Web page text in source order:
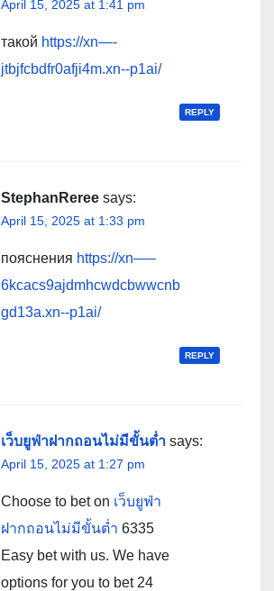
April 15, 2025 at 1:41 pm
такой https://xn—-
jtbjfcbdfr0afji4m.xn--p1ai/
REPLY
StephanReree says:
April 15, 2025 at 1:33 pm
пояснения https://xn—–
6kcacs9ajdmhcwdcbwwcnb
gd13a.xn--p1ai/
REPLY
เว็บยูฟ่าฝากถอนไม่มีขั้นต่ำ says:
April 15, 2025 at 1:27 pm
Choose to bet on เว็บยูฟ่า
ฝากถอนไม่มีขั้นต่ำ 6335
Easy bet with us. We have
options for you to bet 24